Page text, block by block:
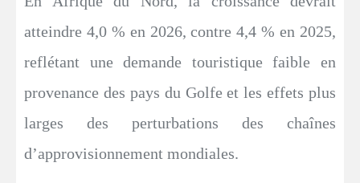
atteindre 4,0 % en 2026, contre 4,4 % en 2025,
reflétant une demande touristique faible en
provenance des pays du Golfe et les effets plus
larges des perturbations des chaînes
d’approvisionnement mondiales.